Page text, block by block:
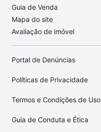
Guia de Venda
Mapa do site
Avaliação de imóvel
Portal de Denúncias
Políticas de Privacidade
Termos e Condições de Uso
Guia de Conduta e Ética